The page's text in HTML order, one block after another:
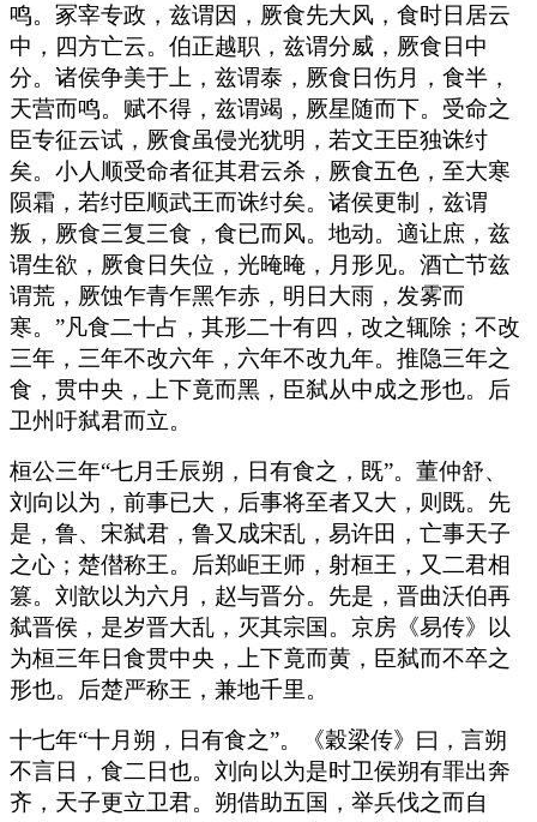
鸣。冢宰专政，兹谓因，厥食先大风，食时日居云
中，四方亡云。伯正越职，兹谓分威，厥食日中
分。诸侯争美于上，兹谓泰，厥食日伤月，食半，
天营而鸣。赋不得，兹谓竭，厥星随而下。受命之
臣专征云试，厥食虽侵光犹明，若文王臣独诛纣
矣。小人顺受命者征其君云杀，厥食五色，至大寒
陨霜，若纣臣顺武王而诛纣矣。诸侯更制，兹谓
叛，厥食三复三食，食已而风。地动。適让庶，兹
谓生欲，厥食日失位，光晻晻，月形见。酒亡节兹
谓荒，厥蚀乍青乍黑乍赤，明日大雨，发雾而
寒。”凡食二十占，其形二十有四，改之辄除；不改
三年，三年不改六年，六年不改九年。推隐三年之
食，贯中央，上下竟而黑，臣弑从中成之形也。后
卫州吁弑君而立。
桓公三年“七月壬辰朔，日有食之，既”。董仲舒、
刘向以为，前事已大，后事将至者又大，则既。先
是，鲁、宋弑君，鲁又成宋乱，易许田，亡事天子
之心；楚僣称王。后郑岠王师，射桓王，又二君相
篡。刘歆以为六月，赵与晋分。先是，晋曲沃伯再
弑晋侯，是岁晋大乱，灭其宗国。京房《易传》以
为桓三年日食贯中央，上下竟而黄，臣弑而不卒之
形也。后楚严称王，兼地千里。
十七年“十月朔，日有食之”。《穀梁传》曰，言朔
不言日，食二日也。刘向以为是时卫侯朔有罪出奔
齐，天子更立卫君。朔借助五国，举兵伐之而自